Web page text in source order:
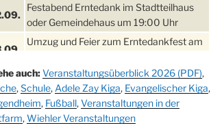
Festabend Erntedank im Stadtteilhaus
oder Gemeindehaus um 19:00 Uhr
Umzug und Feier zum Erntedankfest am
Schlagerabend im Stadtteilhaus
Drabenderhöhe
u.
Oktoberfest im Cafe XXS
auch: Veranstaltungsüberblick 2026 (PDF),
,Schule, Adele Zay Kiga, Evangelischer Kiga,
, Fußball,Veranstaltungen in der
,Wiehler Veranstaltungen